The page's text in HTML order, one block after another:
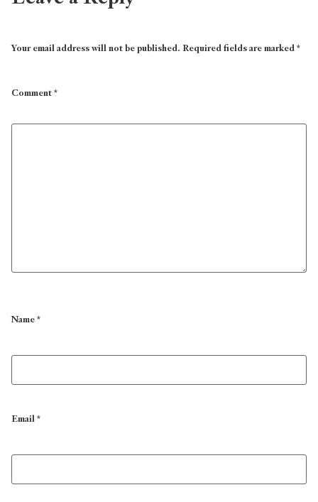
Your email address will not be published.Required fields are marked*
Comment*
Name*
Email*